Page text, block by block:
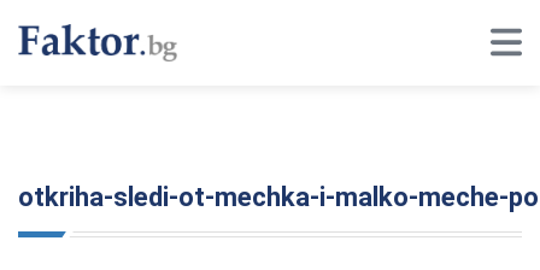
otkriha-sledi-ot-mechka-i-malko-meche-